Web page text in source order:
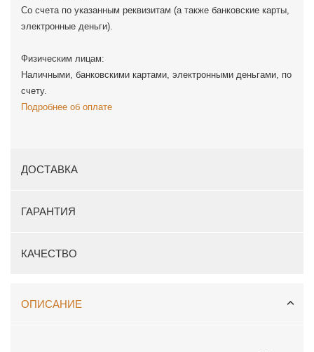
Со счета по указанным реквизитам (а также банковские карты,
электронные деньги).
Физическим лицам:
Наличными, банковскими картами, электронными деньгами, по
счету.
Подробнее об оплате
ДОСТАВКА
ГАРАНТИЯ
КАЧЕСТВО
ОПИСАНИЕ